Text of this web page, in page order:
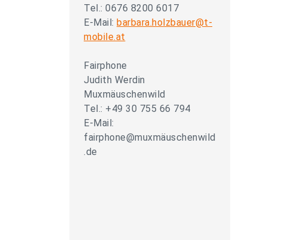
Tel.: 0676 8200 6017
E-Mail: barbara.holzbauer@t-
mobile.at
Fairphone
Judith Werdin
Muxmäuschenwild
Tel.: +49 30 755 66 794
E-Mail:
fairphone@muxmäuschenwild
.de